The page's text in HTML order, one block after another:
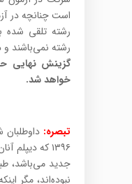
است چنانچه در
رشته تلقی شده
رشته نمی‌باشند
گزینش نهایی
خواهد شد.
تبصره:
۱۳۹۶ که
جدید می‌باشد،
نبوده‌اند، مگر